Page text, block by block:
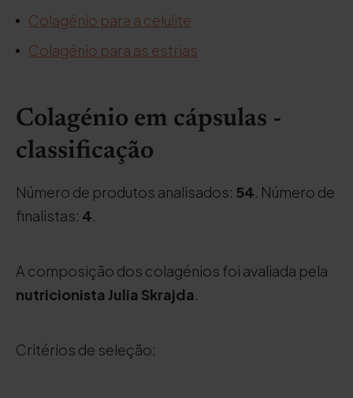
Colagénio para a celulite
Colagénio para as estrias
Colagénio em cápsulas -
classificação
Número de produtos analisados: 54. Número de
finalistas: 4.
A composição dos colagénios foi avaliada pela
nutricionista Julia Skrajda.
Critérios de seleção: